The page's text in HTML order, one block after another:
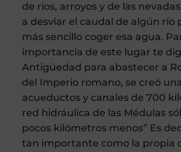
de ríos, arroyos y de las
a desviar el caudal de algún río
más sencillo coger esa agua.
importancia de este lugar te
Antigüedad para abastecer a
del Imperio romano, se creó
acueductos y canales de 700
red hidráulica de las Médulas
pocos kilómetros menos” Es
tan importante como la propia